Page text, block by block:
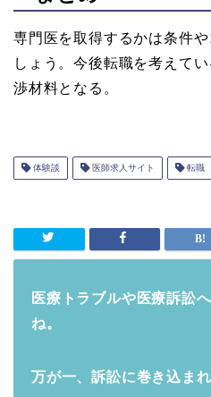
専門医を取得するかは条件
しょう。今後転職を考えて
渉材料となる。
体験談 医師求人サイト 転職
医療トラブルや医療訴訟
ね。
万が一、訴訟に巻き込ま